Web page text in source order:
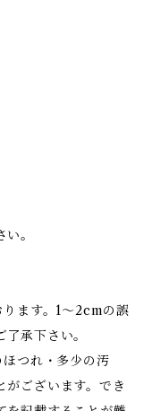
。
ます。1～2cmの誤
承下さい。
つれ・多少の汚
がございます。でき